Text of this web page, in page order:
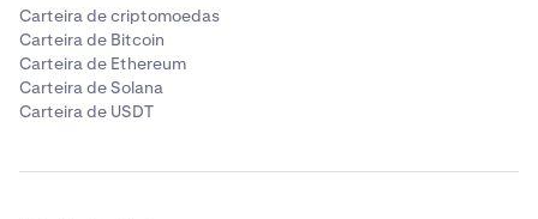
Carteira de criptomoedas
Carteira de Bitcoin
Carteira de Ethereum
Carteira de Solana
Carteira de USDT